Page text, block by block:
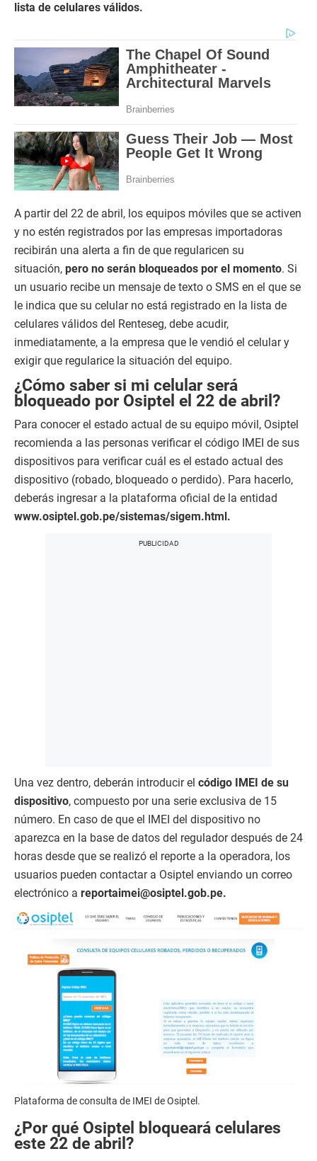
lista de celulares válidos.
A partir del 22 de abril, los equipos móviles que se activen
y no estén registrados por las empresas importadoras
recibirán una alerta a fin de que regularicen su
situación, pero no serán bloqueados por el momento. Si
un usuario recibe un mensaje de texto o SMS en el que se
le indica que su celular no está registrado en la lista de
celulares válidos del Renteseg, debe acudir,
inmediatamente, a la empresa que le vendió el celular y
exigir que regularice la situación del equipo.
¿Cómo saber si mi celular será
bloqueado por Osiptel el 22 de abril?
Para conocer el estado actual de su equipo móvil, Osiptel
recomienda a las personas verificar el código IMEI de sus
dispositivos para verificar cuál es el estado actual des
dispositivo (robado, bloqueado o perdido). Para hacerlo,
deberás ingresar a la plataforma oficial de la entidad
www.osiptel.gob.pe/sistemas/sigem.html.
Una vez dentro, deberán introducir el código IMEI de su
dispositivo, compuesto por una serie exclusiva de 15
número. En caso de que el IMEI del dispositivo no
aparezca en la base de datos del regulador después de 24
horas desde que se realizó el reporte a la operadora, los
usuarios pueden contactar a Osiptel enviando un correo
electrónico a reportaimei@osiptel.gob.pe.
Plataforma de consulta de IMEI de Osiptel.
¿Por qué Osiptel bloqueará celulares
este 22 de abril?